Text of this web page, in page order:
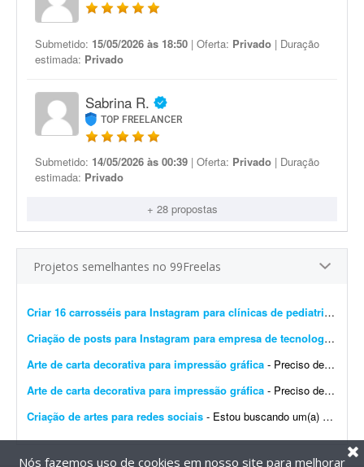
Submetido: 15/05/2026 às 18:50 | Oferta: Privado | Duração
estimada: Privado
Sabrina R.
TOP FREELANCER
Submetido: 14/05/2026 às 00:39 | Oferta: Privado | Duração
estimada: Privado
+ 28 propostas
Projetos semelhantes no 99Freelas
Criar 16 carrosséis para Instagram para clínicas de pediatria
-
Criação de posts para Instagram para empresa de tecnologia-
Arte de carta decorativa para impressão gráfica - Preciso de um design para imprimir uma carta decorativa na gráfica. A arte deve ser editável em PDF, conforme exigido pela gráfica. Quero unir dois elementos: o lobo ficar&aac...
Arte de carta decorativa para impressão gráfica - Preciso de um design para imprimir uma carta decorativa na gráfica. A arte deve ser editável em PDF, conforme exigido pela gráfica. Quero unir dois elementos: o lobo no cart&a...
Criação de artes para redes sociais - Estou buscando um(a) designer para uma parceria de longo prazo na criação de artes para redes sociais. A demanda inicial será de: * 8 artes para o feed por mês; * Stori...
Nós fazemos uso de cookies em nosso site para melhorar